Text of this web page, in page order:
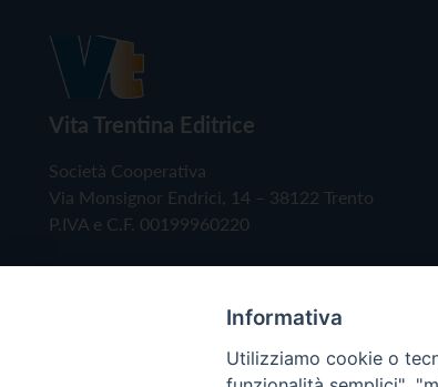
Vita Trentina Editrice
Società Cooperativa
Via Monsignor Endrici, 14 – 38122 Trento
P.IVA e C.F. 00199960220
Informativa
Utilizziamo cookie o